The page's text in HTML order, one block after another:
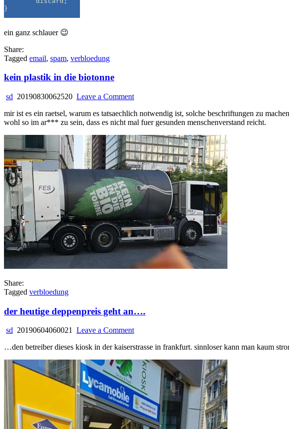
ein ganz schlauer 😉
Share:
Tagged email, spam, verbloedung
kein plastik in die biotonne
sd 20190830062520 Leave a Commenton
plastik
in
biotonne
mir ist es ein raetsel, warum es tatsaechlich notwendig ist, solche beschriftungen zu
wohl so im ar*** zu sein, dass es nicht mal fuer gesunden menschenverstand reicht.
Share:
Tagged verbloedung
der heutige deppenpreis geht an….
sd 20190604060021 Leave a Commenton
heutige
geht
an….
…den betreiber dieses kiosk in der kaiserstrasse in frankfurt. sinnloser kann man kaum